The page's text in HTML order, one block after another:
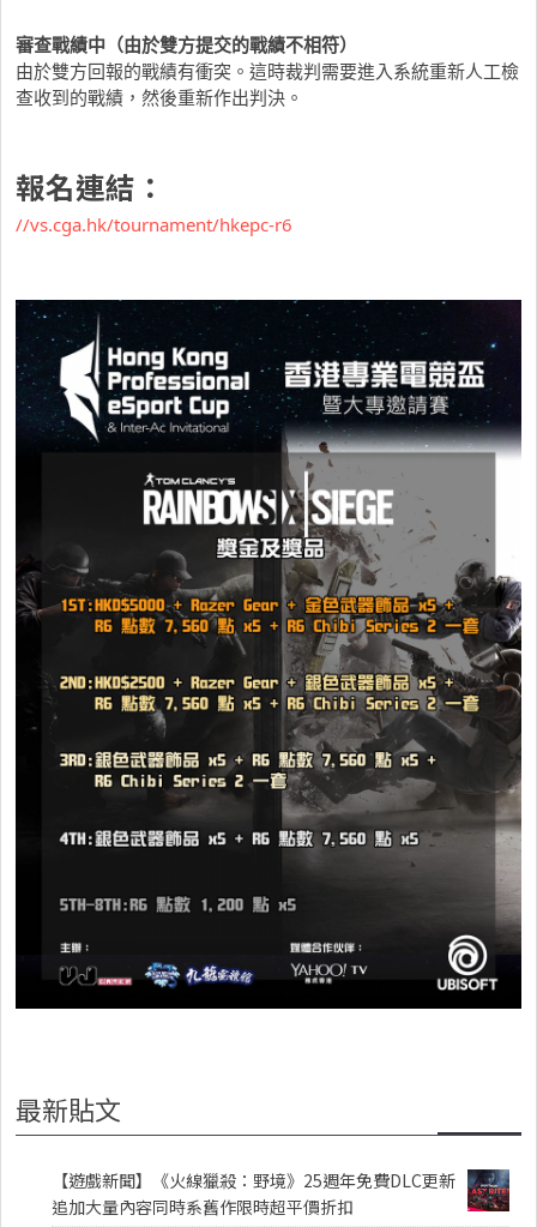
審查戰績中（由於雙方提交的戰績不相符）
由於雙方回報的戰績有衝突。這時裁判需要進入系統重新人工檢
查收到的戰績，然後重新作出判決。
報名連結：
//vs.cga.hk/tournament/hkepc-r6
最新貼文
【遊戲新聞】《火線獵殺：野境》25週年免費DLC更新
追加大量內容同時系舊作限時超平價折扣